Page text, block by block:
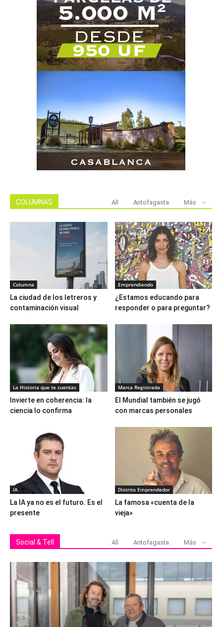
COLUMNAS All Antofagasta Más
Columna
La ciudad de los letreros y
contaminación visual
Emprendiendo
¿Estamos educando para
responder o para preguntar?
La Historia que te cuentas
Invierte en coherencia: la
ciencia lo confirma
Marca Registrada
El Mundial también se jugó
con marcas personales
IA
La IA ya no es el futuro. Es el
presente
Distrito Emprendedor
La famosa «cuenta de la
vieja»
Social & Tell All Antofagasta Más